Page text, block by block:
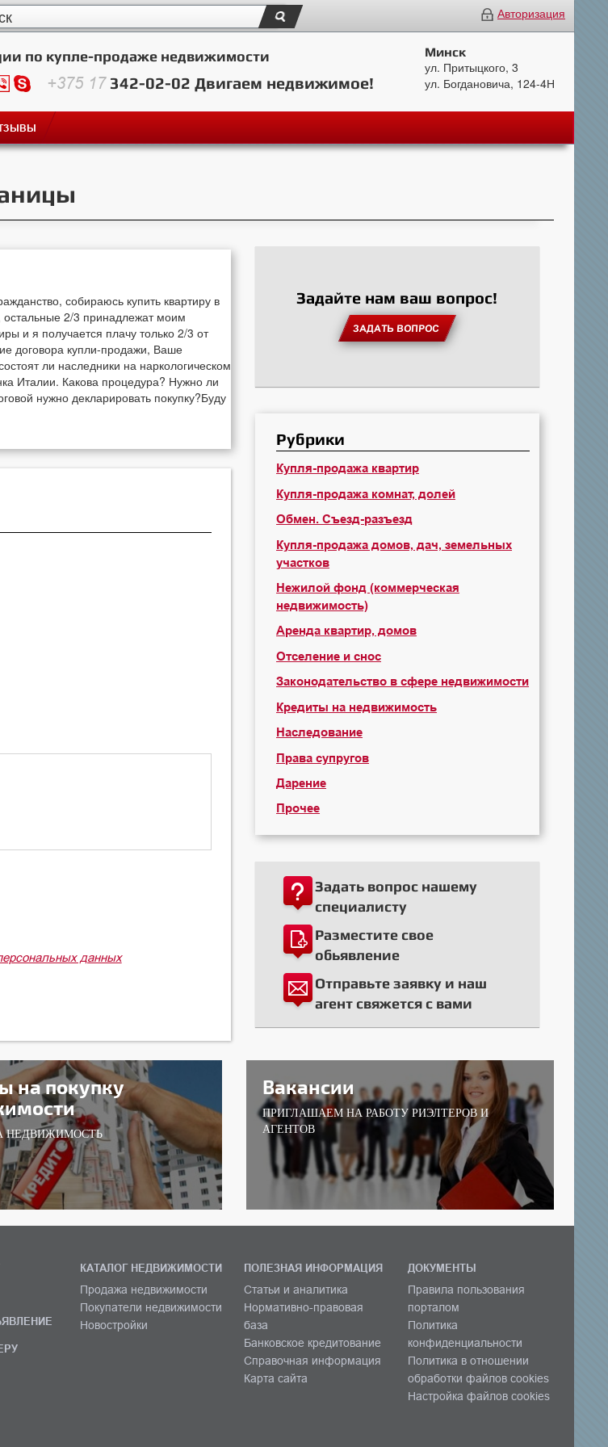
Авторизация
по купле-продаже недвижимости
+375 17342-02-02 Двигаем недвижимое!
Минск
ул. Притыцкого, 3
ул. Богдановича, 124-4Н
собираюсь купить квартиру в
2/3 принадлежат моим
и я получается плачу только 2/3 от
договора купли-продажи, Ваше
ли наследники на наркологическом
Италии. Какова процедура? Нужно ли
нужно декларировать покупку?Буду
данных
Задайте нам ваш вопрос!
ЗАДАТЬ ВОПРОС
Рубрики
Купля-продажа квартир
Купля-продажа комнат, долей
Обмен. Съезд-разъезд
Купля-продажа домов, дач, земельных
участков
Нежилой фонд (коммерческая
недвижимость)
Аренда квартир, домов
Отселение и снос
Законодательство в сфере недвижимости
Кредиты на недвижимость
Наследование
Права супругов
Дарение
Прочее
Задать вопрос нашему
специалисту
Разместите свое
обьявление
Отправьте заявку и наш
агент свяжется с вами
на покупку
НЕДВИЖИМОСТЬ
Вакансии
ПРИГЛАШАЕМ НА РАБОТУ РИЭЛТЕРОВ И
АГЕНТОВ
КАТАЛОГ НЕДВИЖИМОСТИ
Продажа недвижимости
Покупатели недвижимости
Новостройки
ПОЛЕЗНАЯ ИНФОРМАЦИЯ
Статьи и аналитика
Нормативно-правовая
база
Банковское кредитование
Справочная информация
Карта сайта
ДОКУМЕНТЫ
Правила пользования
порталом
Политика
конфиденциальности
Политика в отношении
обработки файлов cookies
Настройка файлов cookies